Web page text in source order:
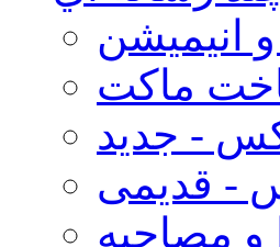
انیمیشن
ماکت
- جدید
- قدیمی
مصاحبه